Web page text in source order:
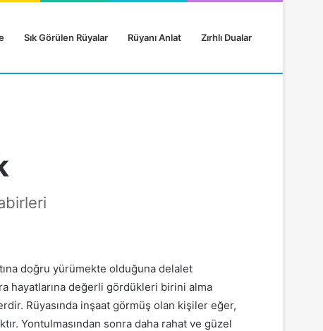
Sık Görülen Rüyalar Rüyanı Anlat Zırhlı Dualar
doğru yürümekte olduğuna delalet
hayatlarına değerli gördükleri birini alma
Rüyasında inşaat görmüş olan kişiler eğer,
Yontulmasından sonra daha rahat ve güzel